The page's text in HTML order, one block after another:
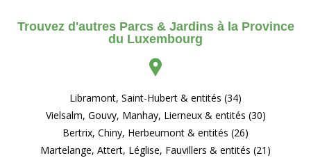
Trouvez d'autres Parcs & Jardins à la Province
du Luxembourg
Libramont, Saint-Hubert & entités (34)
Vielsalm, Gouvy, Manhay, Lierneux & entités (30)
Bertrix, Chiny, Herbeumont & entités (26)
Martelange, Attert, Léglise, Fauvillers & entités (21)